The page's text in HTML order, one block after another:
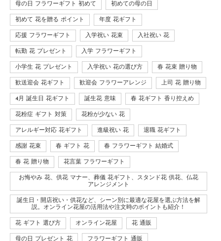
母の日 フラワーギフト 初めて 初めての母の日
初めて 花を贈る ポイント 年度 花ギフト
応援 フラワーギフト 入学祝い 花束 入社祝い 花
転勤 花 プレゼント 入学 フラワーギフト
小学生 花 プレゼント 入学祝い 花の選び方 春 花束 贈り物
歓送迎会 花ギフト 歓迎会 フラワーアレンジ 上司 花 贈り物
4月 誕生日 花ギフト 誕生花 意味 春 花ギフト 香り控えめ
花粉症 ギフト 対策 花粉が少ない 花
アレルギー対応 花ギフト 進級祝い 花 退職 花ギフト
感謝 花束 春 ギフト 花 春 フラワーギフト 結婚式
春 花 贈り物 花言葉 フラワーギフト
お悔やみ 花、供花 マナー、葬儀 花ギフト、スタンド花 供花、仏花
アレンジメント
誕生日・開店祝い・供花など、シーン別に最適な花屋を選ぶ方法を解
説。オンライン花屋の活用法や注文時のポイントも紹介！
花 ギフト 選び方 オンライン花屋 花 通販
母の日 プレゼント 花 フラワーギフト 通販